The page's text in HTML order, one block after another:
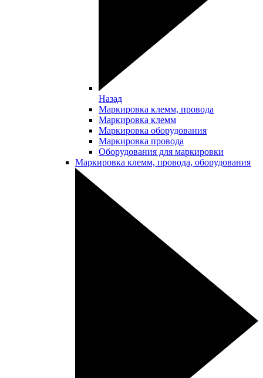
Назад
Маркировка клемм, провода
Маркировка клемм
Маркировка оборудования
Маркировка провода
Оборудования для маркировки
Маркировка клемм, провода, оборудования